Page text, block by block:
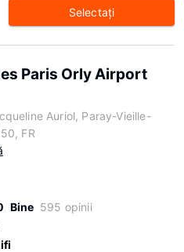
Selectaţi
Paris Orly Airport
Auriol, Paray-Vieille-
FR
Bine 595 opinii